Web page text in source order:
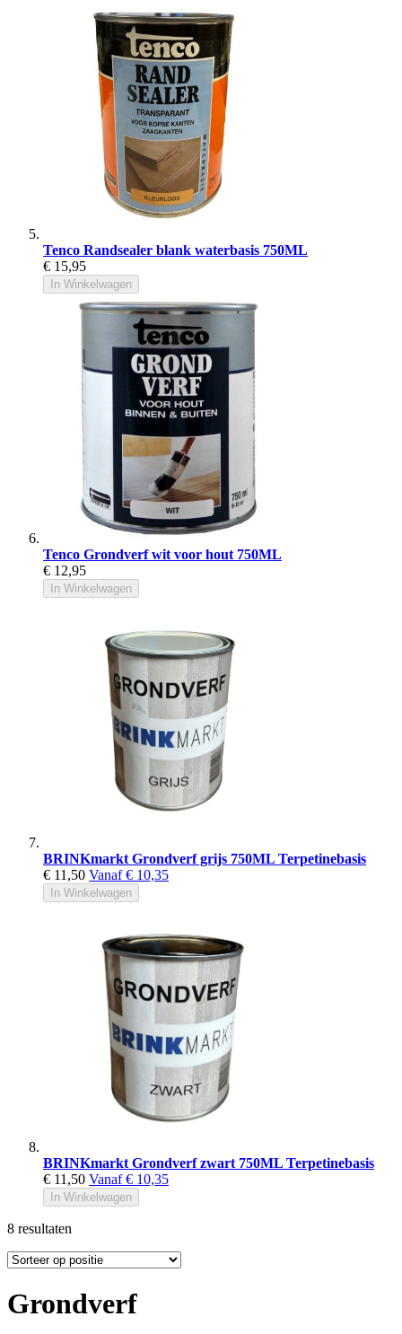
Tenco Randsealer blank waterbasis 750ML
€ 15,95
In Winkelwagen
Tenco Grondverf wit voor hout 750ML
€ 12,95
In Winkelwagen
BRINKmarkt Grondverf grijs 750ML Terpetinebasis
€ 11,50 Vanaf € 10,35
In Winkelwagen
BRINKmarkt Grondverf zwart 750ML Terpetinebasis
€ 11,50 Vanaf € 10,35
In Winkelwagen
8 resultaten
Grondverf